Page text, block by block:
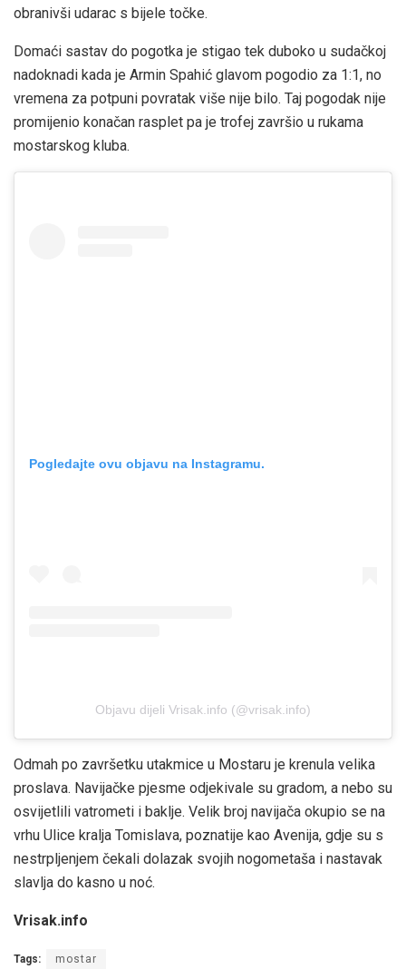
obranivši udarac s bijele točke.
Domaći sastav do pogotka je stigao tek duboko u sudačkoj
nadoknadi kada je Armin Spahić glavom pogodio za 1:1, no
vremena za potpuni povratak više nije bilo. Taj pogodak nije
promijenio konačan rasplet pa je trofej završio u rukama
mostarskog kluba.
Pogledajte ovu objavu na Instagramu.
Objavu dijeli Vrisak.info (@vrisak.info)
Odmah po završetku utakmice u Mostaru je krenula velika
proslava. Navijačke pjesme odjekivale su gradom, a nebo su
osvijetlili vatrometi i baklje. Velik broj navijača okupio se na
vrhu Ulice kralja Tomislava, poznatije kao Avenija, gdje su s
nestrpljenjem čekali dolazak svojih nogometaša i nastavak
slavlja do kasno u noć.
Vrisak.info
Tags: mostar